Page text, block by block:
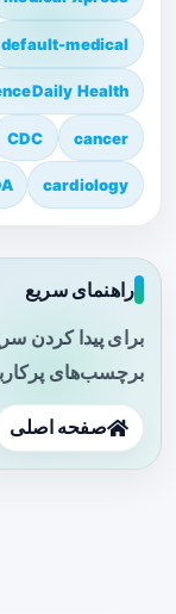
default-medical
Health
cancer
CDC
cardiology
راهنمای سریع
برای پیدا کردن
برچسب‌های
صفحه اصلی